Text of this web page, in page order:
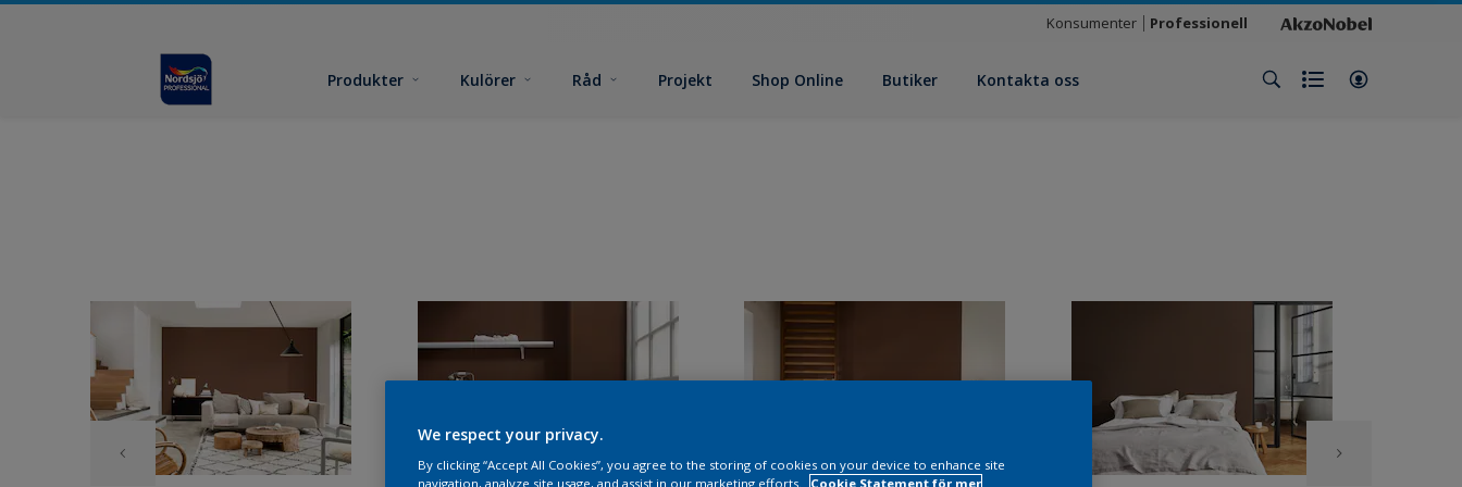
Konsumenter Professionell
Produkter Kulörer Råd Projekt Shop Online Butiker Kontakta oss
We respect your privacy.
By clicking “Accept All Cookies”, you agree to the storing of cookies on your device to enhance site
navigation, analyze site usage, and assist in our marketing efforts.
Cookie Statement för mer